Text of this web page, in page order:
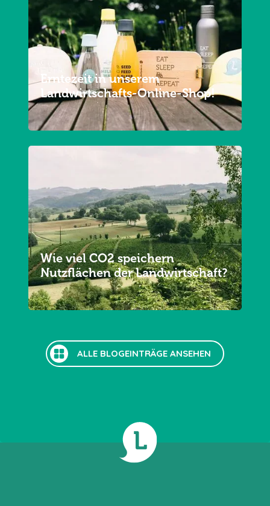
Erntezeit in unserem
Landwirtschafts-Online-Shop!
Jetzt im Online-Shop stöbern!
Wie viel CO2 speichern
Nutzflächen der Landwirtschaft?
ALLE BLOGEINTRÄGE ANSEHEN